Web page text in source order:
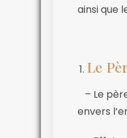
ainsi que
Le
– Le
envers